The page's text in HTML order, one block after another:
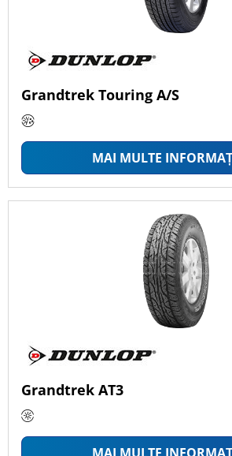
Grandtrek Touring A/S
MAI MULTE
Grandtrek AT3